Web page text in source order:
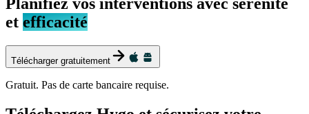
Planifiez vos interventions avec sérénité
et efficacité
Télécharger gratuitement
Gratuit. Pas de carte bancaire requise.